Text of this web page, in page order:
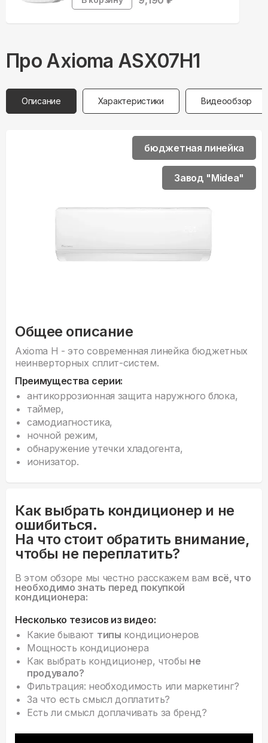
Про Axioma ASX07H1
Описание Характеристики Видеообзор
Общее описание
Axioma H - это современная линейка бюджетных
неинверторных сплит-систем.
Преимущества серии:
антикоррозионная защита наружного блока,
таймер,
самодиагностика,
ночной режим,
обнаружение утечки хладогента,
ионизатор.
бюджетная линейка
Завод "Midea"
Как выбрать кондиционер и не
ошибиться.
На что стоит обратить внимание,
чтобы не переплатить?
В этом обзоре мы честно расскажем вам всё, что
необходимо знать перед покупкой
кондиционера:
Несколько тезисов из видео:
Какие бывают типы кондиционеров
Мощность кондиционера
Как выбрать кондиционер, чтобы не
продувало?
Фильтрация: необходимость или маркетинг?
За что есть смысл доплатить?
Есть ли смысл доплачивать за бренд?